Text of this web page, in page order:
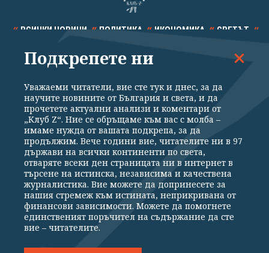
ВСИЧКИ НОВИНИ ПОЛИТИКА ИКОНОМИКА СВЕТЪТ
СПОРТ КУЛТУРА ТЕХНОЛОГИИ КАЛЕЙДОСКОП
Общи условия
Политика за поверителност
Реклама
Партньори Контакти
За Клуб Z
Екип
Подкрепете ни
Издател на www.clubz.bg е „Клуб Зебра Медия“ ЕООД, София, ул. "Алеко
Константинов" 3. Всички права запазени 2026 „Клуб Зебра Медия“
Препечатването на материали, снимки и видео от www.clubz.bg без
Подкрепете ни
Уважаеми читатели, вие сте тук и днес, за да
научите новините от България и света, и да
прочетете актуални анализи и коментари от
„Клуб Z“. Ние се обръщаме към вас с молба –
имаме нужда от вашата подкрепа, за да
продължим. Вече години вие, читателите ни в 97
държави на всички континенти по света,
отваряте всеки ден страницата ни в интернет в
търсене на истинска, независима и качествена
журналистика. Вие можете да допринесете за
нашия стремеж към истината, неприкривана от
финансови зависимости. Можете да помогнете
единственият поръчител на съдържание да сте
вие – читателите.